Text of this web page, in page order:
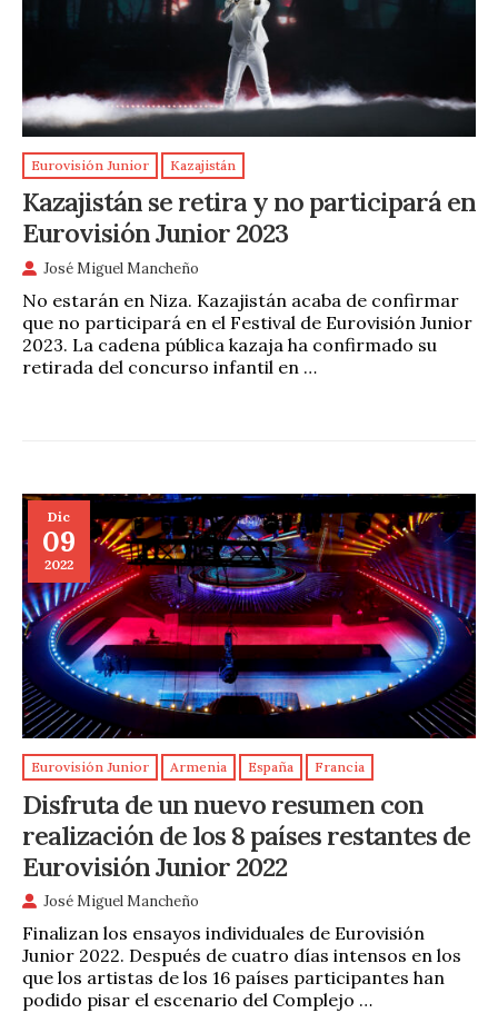
Eurovisión Junior Kazajistán
Kazajistán se retira y no participará en
Eurovisión Junior 2023
José Miguel Mancheño
No estarán en Niza. Kazajistán acaba de confirmar
que no participará en el Festival de Eurovisión Junior
2023. La cadena pública kazaja ha confirmado su
retirada del concurso infantil en …
Dic
09
2022
Eurovisión Junior Armenia España Francia
Disfruta de un nuevo resumen con
realización de los 8 países restantes de
Eurovisión Junior 2022
José Miguel Mancheño
Finalizan los ensayos individuales de Eurovisión
Junior 2022. Después de cuatro días intensos en los
que los artistas de los 16 países participantes han
podido pisar el escenario del Complejo …